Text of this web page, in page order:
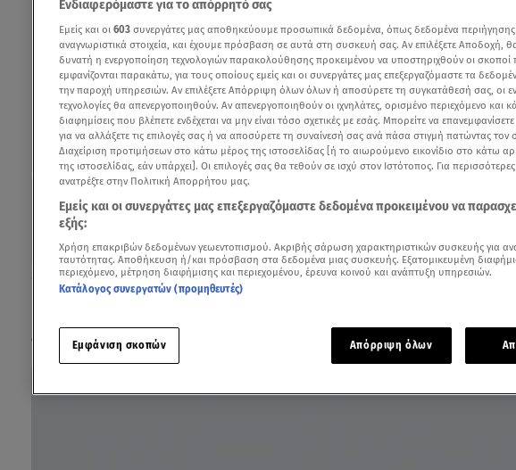
Δείτε διάφορες φωτογραφίες από την παρουσίαση του βιβλίου
γνωστή δημοσιογράφος
, υπογράφει το πρώτο της βιβλίο .
Ενδιαφερόμαστε για το απόρρητό σας
Εμείς και οι 603 συνεργάτες μας αποθηκεύουμε προσωπικά δεδομένα, όπως δεδομένα
αναγνωριστικά στοιχεία, και έχουμε πρόσβαση σε αυτά στη συσκευή σας. Αν επιλέξετε Αποδοχή,
δυνατή η ενεργοποίηση τεχνολογιών παρακολούθησης προκειμένου να υποστηριχθούν οι σκοποί
εμφανίζονται παρακάτω, για τους οποίους εμείς και οι συνεργάτες μας επεξεργαζόμαστε τα
την παροχή υπηρεσιών. Αν επιλέξετε Απόρριψη όλων όλων ή αποσύρετε τη συγκατάθεσή σας, οι
τεχνολογίες θα απενεργοποιηθούν. Αν απενεργοποιηθούν οι ιχνηλάτες, ορισμένο περιεχόμενο και
διαφημίσεις που βλέπετε ενδέχεται να μην είναι τόσο σχετικές με εσάς. Μπορείτε να
για να αλλάξετε τις επιλογές σας ή να αποσύρετε τη συναίνεσή σας ανά πάσα στιγμή πατώντας τον
Διαχείριση προτιμήσεων στο κάτω μέρος της ιστοσελίδας [ή το αιωρούμενο εικονίδιο στο κάτω
της ιστοσελίδας, εάν υπάρχει]. Οι επιλογές σας θα τεθούν σε ισχύ στον Ιστότοπος. Για
ανατρέξτε στην Πολιτική Απορρήτου μας.
Εμείς και οι συνεργάτες μας επεξεργαζόμαστε δεδομένα προκειμένου να
εξής:
Χρήση επακριβών δεδομένων γεωεντοπισμού. Ακριβής σάρωση χαρακτηριστικών συσκευής για
ταυτότητας. Αποθήκευση ή/και πρόσβαση στα δεδομένα μιας συσκευής. Εξατομικευμένη
περιεχόμενο, μέτρηση διαφήμισης και περιεχομένου, έρευνα κοινού και ανάπτυξη υπηρεσιών.
Κατάλογος συνεργατών (προμηθευτές)
Εμφάνιση σκοπών Απόρριψη όλων